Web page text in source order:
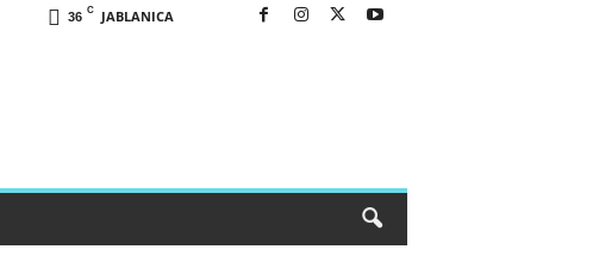
36 C JABLANICA